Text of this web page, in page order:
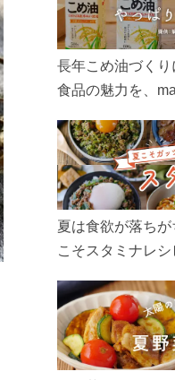
長年こめ油づく
食品の魅力を、
ん、製造現場や
こめ油をもっと
ぜひお楽しみくだ
夏は食欲が落ち
こそスタミナレ
リ食べて、夏バ
う！